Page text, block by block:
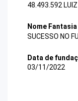
48.493.592 LUIZ
Nome Fantasia
SUCESSO NO
Data de
03/11/2022